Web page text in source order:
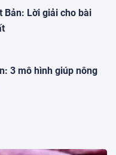
Bản: Lời giải cho bài
3 mô hình giúp nông